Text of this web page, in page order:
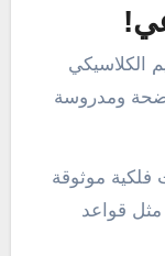
الكلاسيكي
ومدروسة
فلكية موثوقة
قواعد